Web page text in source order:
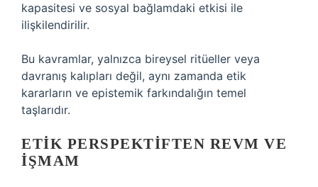
kapasitesi ve sosyal bağlamdaki etkisi ile
ilişkilendirilir.
Bu kavramlar, yalnızca bireysel ritüeller veya
davranış kalıpları değil, aynı zamanda etik
kararların ve epistemik farkındalığın temel
taşlarıdır.
ETIK PERSPEKTIFTEN REVM VE
İŞMAM